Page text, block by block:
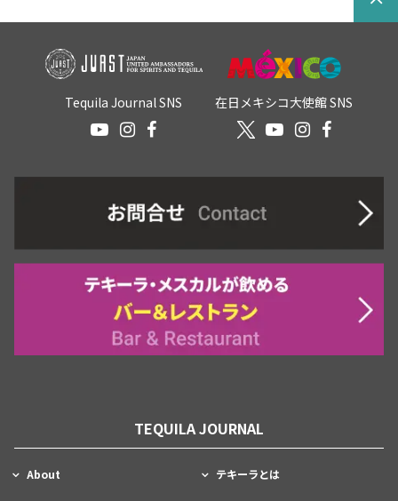
Tequila Journal SNS 在日メキシコ大使館 SNS
TEQUILA JOURNAL
About テキーラとは